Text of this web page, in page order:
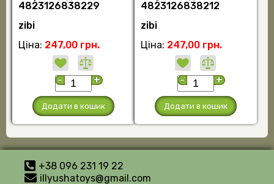
4823126838229
zibi
Ціна: 247,00 грн.
- +
Додати в кошик
4823126838212
zibi
Ціна: 247,00 грн.
- +
Додати в кошик
+38 096 231 19 22
illyushatoys@gmail.com